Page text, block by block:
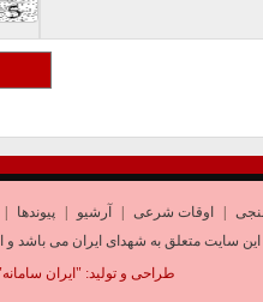
| اوقات شرعی | آرشیو | پیوندها |
سایت متعلق به شهدای ایران می باشد و
طراحی و تولید: "ایران